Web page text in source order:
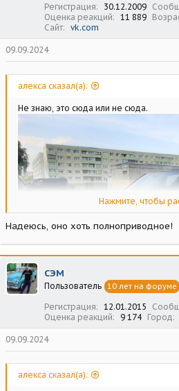
Регистрация 30.12.2009
Оценка реакций
11 889
Сайт
vk.com
09.09.2024
алекса сказал(а):
Не знаю, это сюда или не сюда.
Нажмите, чтобы
Надеюсь, оно хоть полноприводное!
СЭМ
Пользователь 10 лет на форуме
Регистрация 12.01.2015
Оценка реакций
9 174 Город
09.09.2024
алекса сказал(а):